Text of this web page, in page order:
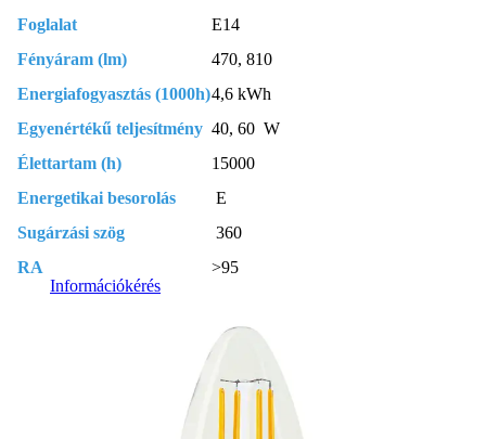
Foglalat
E14
Fényáram (lm)
Energiafogyasztás (1000h)
Egyenértékű teljesítmény
470, 810
4,6 kWh
40, 60 W
Élettartam (h)
15000
Energetikai besorolás
E
Sugárzási szög
RA
360
>95
Információkérés